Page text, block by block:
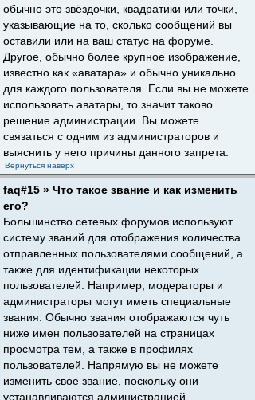
обычно это звёздочки, квадратики или точки,
указывающие на то, сколько сообщений вы
оставили или на ваш статус на форуме.
Другое, обычно более крупное изображение,
известно как «аватара» и обычно уникально
для каждого пользователя. Если вы не можете
использовать аватары, то значит таково
решение администрации. Вы можете
связаться с одним из администраторов и
выяснить у него причины данного запрета.
Вернуться наверх
faq#15 » Что такое звание и как изменить
его?
Большинство сетевых форумов используют
систему званий для отображения количества
отправленных пользователями сообщений, а
также для идентификации некоторых
пользователей. Например, модераторы и
администраторы могут иметь специальные
звания. Обычно звания отображаются чуть
ниже имен пользователей на страницах
просмотра тем, а также в профилях
пользователей. Напрямую вы не можете
изменить свое звание, поскольку они
устанавливаются администрацией.